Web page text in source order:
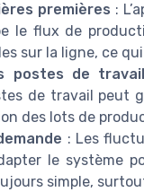
premières :
le flux de
sur la ligne, ce
postes de travail
de travail peut
des lots de
: Les
le système
simple,